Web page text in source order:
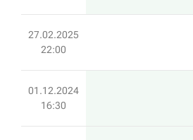
27.02.2025
22:00
01.12.2024
16:30